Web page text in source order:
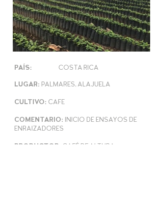
PAÍS: COSTA RICA
LUGAR: PALMARES, ALAJUELA
CULTIVO: CAFE
COMENTARIO:
INICIO DE ENSAYOS DE
ENRAIZADORES
PRODUCTOR: CAFÉ DE ALTURA